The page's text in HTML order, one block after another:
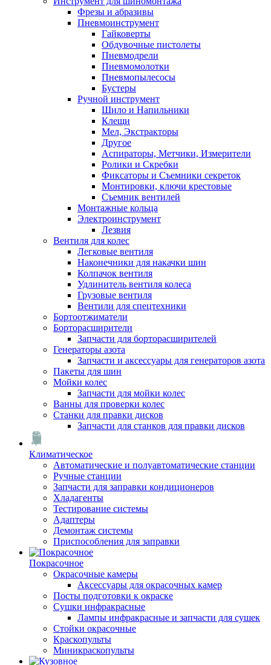
Фрезы и абразивы
Пневмоинструмент
Гайковерты
Обдувочные пистолеты
Пневмодрели
Пневмомолотки
Пневмопылесосы
Бустеры
Ручной инструмент
Шило и Напильники
Клещи
Мел, Экстракторы
Другое
Аспираторы, Метчики, Измерители
Ролики и Скребки
Фиксаторы и Съемники секреток
Монтировки, ключи крестовые
Съемник вентилей
Монтажные кольца
Электроинструмент
Лезвия
Вентиля для колес
Легковые вентиля
Наконечники для накачки шин
Колпачок вентиля
Удлинитель вентиля колеса
Грузовые вентиля
Вентили для спецтехники
Бортоотжиматели
Борторасширители
Запчасти для борторасширителей
Генераторы азота
Запчасти и аксессуары для генераторов азота
Пакеты для шин
Мойки колес
Запчасти для мойки колес
Ванны для проверки колес
Станки для правки дисков
Запчасти для станков для правки дисков
Климатическое
Автоматические и полуавтоматические станции
Ручные станции
Запчасти для заправки кондиционеров
Хладагенты
Тестирование системы
Адаптеры
Демонтаж системы
Приспособления для заправки
Покрасочное
Окрасочные камеры
Аксессуары для окрасочных камер
Посты подготовки к окраске
Сушки инфракрасные
Лампы инфракрасные и запчасти для сушек
Стойки окрасочные
Краскопульты
Миникраскопульты